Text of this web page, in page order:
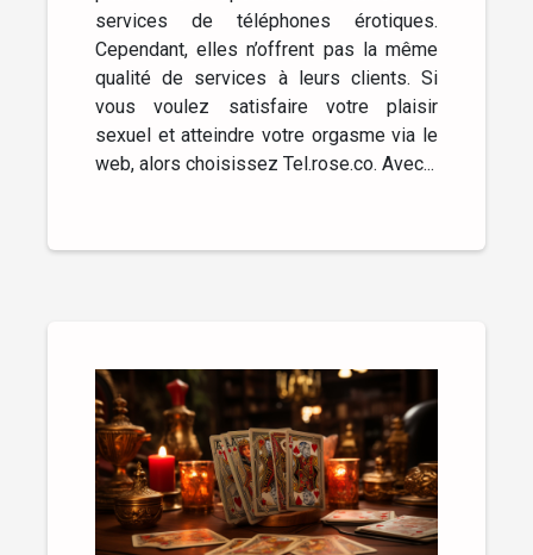
services de téléphones érotiques.
Cependant, elles n’offrent pas la même
qualité de services à leurs clients. Si
vous voulez satisfaire votre plaisir
sexuel et atteindre votre orgasme via le
web, alors choisissez Tel.rose.co. Avec...